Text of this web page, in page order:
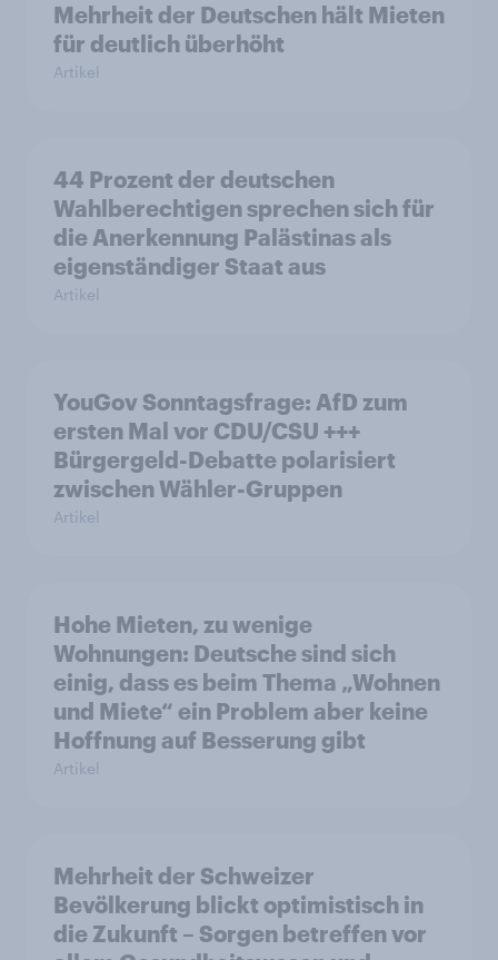
Mehrheit der Deutschen hält Mieten
für deutlich überhöht
Artikel
44 Prozent der deutschen
Wahlberechtigen sprechen sich für
die Anerkennung Palästinas als
eigenständiger Staat aus
Artikel
YouGov Sonntagsfrage: AfD zum
ersten Mal vor CDU/CSU +++
Bürgergeld-Debatte polarisiert
zwischen Wähler-Gruppen
Artikel
Hohe Mieten, zu wenige
Wohnungen: Deutsche sind sich
einig, dass es beim Thema „Wohnen
und Miete“ ein Problem aber keine
Hoffnung auf Besserung gibt
Artikel
Mehrheit der Schweizer
Bevölkerung blickt optimistisch in
die Zukunft – Sorgen betreffen vor